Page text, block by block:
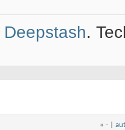
Deepstash.
« - |